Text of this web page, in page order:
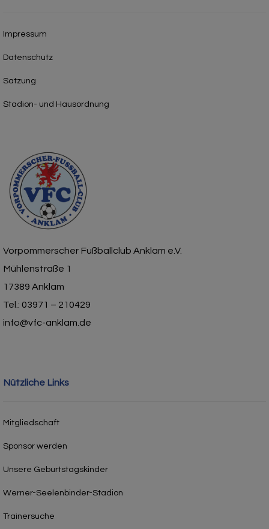
Impressum
Datenschutz
Satzung
Stadion- und Hausordnung
Vorpommerscher Fußballclub Anklam e.V.
Mühlenstraße 1
17389 Anklam
Tel.: 03971 – 210429
info@vfc-anklam.de
Nützliche Links
Mitgliedschaft
Sponsor werden
Unsere Geburtstagskinder
Werner-Seelenbinder-Stadion
Trainersuche